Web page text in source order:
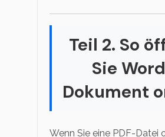
Teil 2. So
Sie
Dokument
Wenn Sie eine PDF-Datei